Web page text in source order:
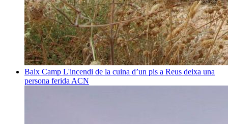
Baix Camp L'incendi de la cuina d’un pis a Reus deixa una
persona ferida ACN